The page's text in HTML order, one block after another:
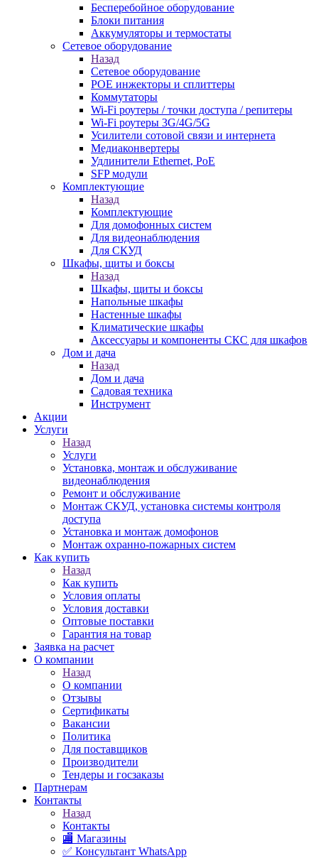
Бесперебойное оборудование
Блоки питания
Аккумуляторы и термостаты
Сетевое оборудование
Назад
Сетевое оборудование
POE инжекторы и сплиттеры
Коммутаторы
Wi-Fi роутеры / точки доступа / репитеры
Wi-Fi роутеры 3G/4G/5G
Усилители сотовой связи и интернета
Медиаконвертеры
Удлинители Ethernet, PoE
SFP модули
Комплектующие
Назад
Комплектующие
Для домофонных систем
Для видеонаблюдения
Для СКУД
Шкафы, щиты и боксы
Назад
Шкафы, щиты и боксы
Напольные шкафы
Настенные шкафы
Климатические шкафы
Аксессуары и компоненты СКС для шкафов
Дом и дача
Назад
Дом и дача
Садовая техника
Инструмент
Акции
Услуги
Назад
Услуги
Установка, монтаж и обслуживание
видеонаблюдения
Ремонт и обслуживание
Монтаж СКУД, установка системы контроля
доступа
Установка и монтаж домофонов
Монтаж охранно-пожарных систем
Как купить
Назад
Как купить
Условия оплаты
Условия доставки
Оптовые поставки
Гарантия на товар
Заявка на расчет
О компании
Назад
О компании
Отзывы
Сертификаты
Вакансии
Политика
Для поставщиков
Производители
Тендеры и госзаказы
Партнерам
Контакты
Назад
Контакты
🏬 Магазины
✅️ Консультант WhatsApp